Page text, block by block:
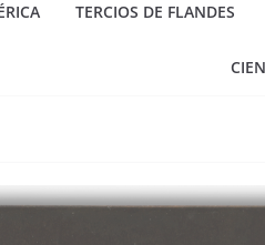
TERCIOS DE FLANDES